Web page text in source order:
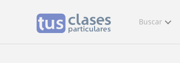
Buscar